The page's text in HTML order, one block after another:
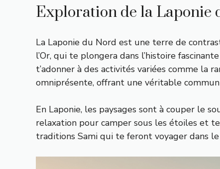
Exploration de la Laponie
La Laponie du Nord est une terre de
l’Or, qui te plongera dans l’histoire
t’adonner à des activités variées comme la
omniprésente, offrant une véritable
En Laponie, les paysages sont à couper le
relaxation pour camper sous les étoiles et
traditions Sami qui te feront voyager dans